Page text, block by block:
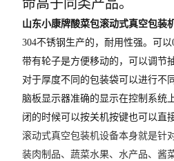
命高于同类产品。
山东小康牌酸菜包滚动式真空包装
304不锈钢生产的，耐用性强。可
带有轮子是方便移动的，可以调节
对于厚度不同的包装袋可以进行不
脑板显示器准确的显示在控制系统
闭的时候可以按关机按键也可以直
滚动式真空包装机设备本身就是针
装肉制品、蔬菜水果、水产品、酱